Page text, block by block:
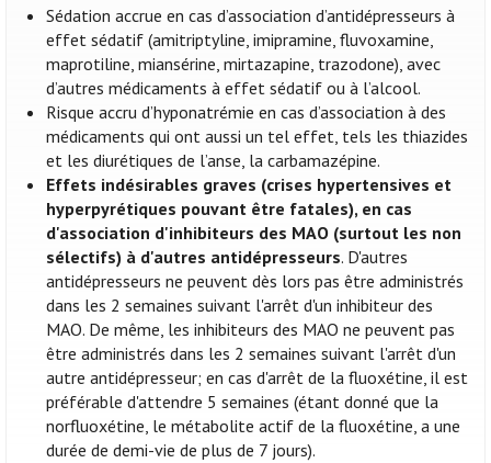
Sédation accrue en cas d’association d’antidépresseurs à
effet sédatif (amitriptyline, imipramine, fluvoxamine,
maprotiline, miansérine, mirtazapine, trazodone), avec
d’autres médicaments à effet sédatif ou à l’alcool.
Risque accru d’hyponatrémie en cas d’association à des
médicaments qui ont aussi un tel effet, tels les thiazides
et les diurétiques de l’anse, la carbamazépine.
Effets indésirables graves (crises hypertensives et
hyperpyrétiques pouvant être fatales), en cas
d'association d'inhibiteurs des MAO (surtout les non
sélectifs) à d'autres antidépresseurs. D'autres
antidépresseurs ne peuvent dès lors pas être administrés
dans les 2 semaines suivant l'arrêt d'un inhibiteur des
MAO. De même, les inhibiteurs des MAO ne peuvent pas
être administrés dans les 2 semaines suivant l'arrêt d'un
autre antidépresseur; en cas d'arrêt de la fluoxétine, il est
préférable d'attendre 5 semaines (étant donné que la
norfluoxétine, le métabolite actif de la fluoxétine, a une
durée de demi-vie de plus de 7 jours).